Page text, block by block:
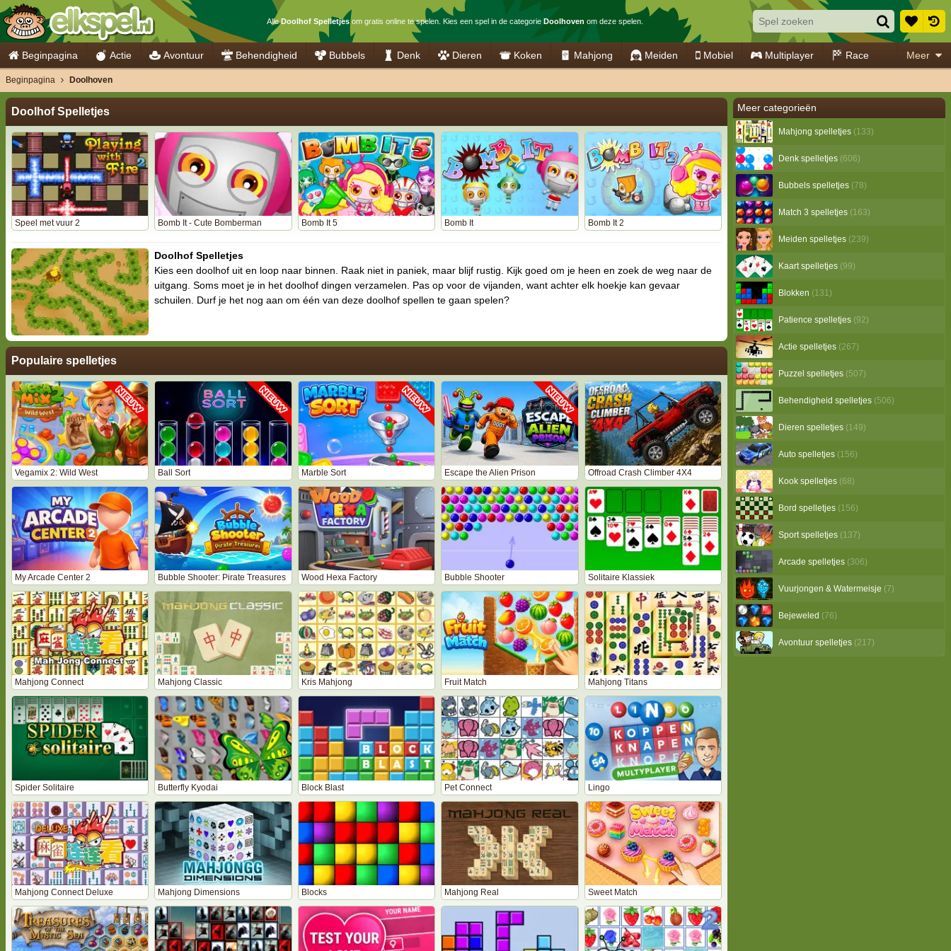
AlleDoolhof Spelletjesom gratis online te spelen. Kies een spel in de categorie Doolhoven om deze spelen.
Beginpagina Actie Avontuur Behendigheid Bubbels Denk Dieren Koken Mahjong Meiden Mobiel Multiplayer Race Meer
Doolhof Spelletjes
Speel met vuur 2 Bomb It - Cute Bomberman Bomb It 5 Bomb It Bomb It 2
Doolhof Spelletjes
Kies een doolhof uit en loop naar binnen. Raak niet in paniek, maar blijf rustig. Kijk goed om je heen en zoek de weg naar de
uitgang. Soms moet je in het doolhof dingen verzamelen. Pas op voor de vijanden, want achter elk hoekje kan gevaar
schuilen. Durf je het nog aan om één van deze doolhof spellen te gaan spelen?
Populaire spelletjes
Vegamix 2: Wild West Ball Sort Marble Sort Escape the Alien Prison Offroad Crash Climber 4X4
My Arcade Center 2 Bubble Shooter: Pirate Treasures Wood Hexa Factory Bubble Shooter Solitaire Klassiek
Mahjong Connect Mahjong Classic Kris Mahjong Fruit Match Mahjong Titans
Spider Solitaire Butterfly Kyodai Block Blast Pet Connect Lingo
Mahjong Connect Deluxe Mahjong Dimensions Blocks Mahjong Real Sweet Match
Meer categorieën
Mahjong spelletjes (133)
Denk spelletjes (606)
Bubbels spelletjes (78)
Match 3 spelletjes (163)
Meiden spelletjes (239)
Kaart spelletjes (99)
Blokken (131)
Patience spelletjes (92)
Actie spelletjes (267)
Puzzel spelletjes (507)
Behendigheid spelletjes (506)
Dieren spelletjes (149)
Auto spelletjes (156)
Kook spelletjes (68)
Bord spelletjes (156)
Sport spelletjes (137)
Arcade spelletjes (306)
Vuurjongen & Watermeisje (7)
Bejeweled (76)
Avontuur spelletjes (217)
Beginpagina Doolhoven